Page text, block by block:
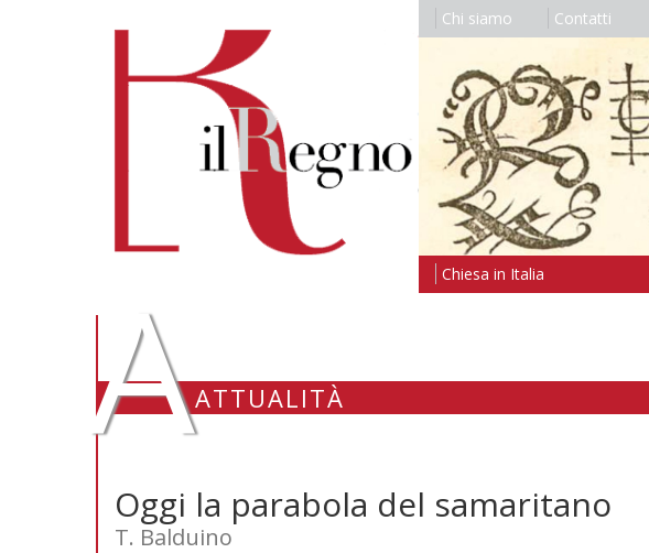
Chi siamo Contatti
Chiesa in Italia
AATTUALITÀ
Oggi la parabola del samaritano
T. Balduino